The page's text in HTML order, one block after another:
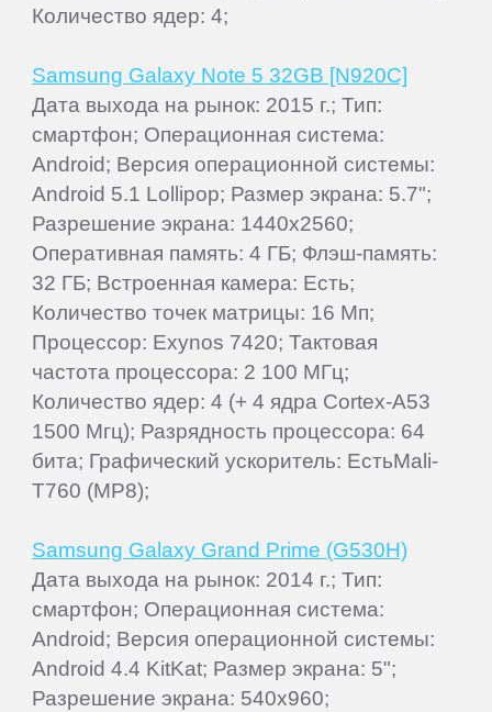
Количество ядер: 4;
Samsung Galaxy Note 5 32GB [N920C]
Дата выхода на рынок: 2015 г.; Тип:
смартфон; Операционная система:
Android; Версия операционной системы:
Android 5.1 Lollipop; Размер экрана: 5.7";
Разрешение экрана: 1440x2560;
Оперативная память: 4 ГБ; Флэш-память:
32 ГБ; Встроенная камера: Есть;
Количество точек матрицы: 16 Мп;
Процессор: Exynos 7420; Тактовая
частота процессора: 2 100 МГц;
Количество ядер: 4 (+ 4 ядра Cortex-A53
1500 Мгц); Разрядность процессора: 64
бита; Графический ускоритель: ЕстьMali-
T760 (MP8);
Samsung Galaxy Grand Prime (G530H)
Дата выхода на рынок: 2014 г.; Тип:
смартфон; Операционная система:
Android; Версия операционной системы:
Android 4.4 KitKat; Размер экрана: 5";
Разрешение экрана: 540x960;